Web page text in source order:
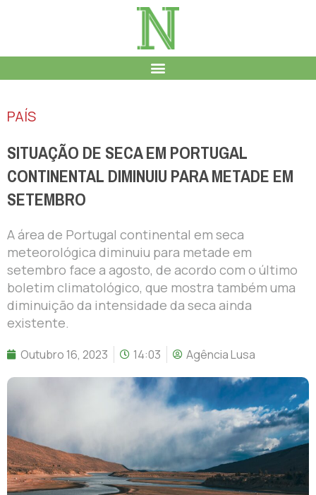
PAÍS
SITUAÇÃO DE SECA EM PORTUGAL
CONTINENTAL DIMINUIU PARA METADE EM
SETEMBRO
A área de Portugal continental em seca
meteorológica diminuiu para metade em
setembro face a agosto, de acordo com o último
boletim climatológico, que mostra também uma
diminuição da intensidade da seca ainda
existente.
Outubro 16, 2023 14:03 Agência Lusa